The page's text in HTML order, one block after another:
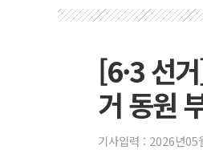
[6·3 선
거 동원
기사입력 : 2026년05